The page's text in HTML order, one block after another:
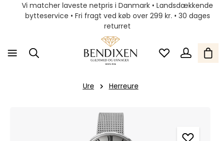
Vi matcher laveste netpris i Danmark • Landsdækkende
bytteservice • Fri fragt ved køb over 299 kr. • 30 dages
returret
Ure Herreure